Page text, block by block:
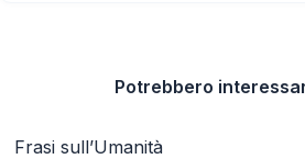
Potrebbero
Frasi sull’Umanità